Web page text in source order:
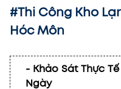
#Thi Công Kho
Hóc Môn
- Khảo Sát Thực
Ngày